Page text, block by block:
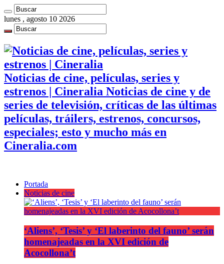
lunes , agosto 10 2026
Noticias de cine, películas, series y
estrenos | Cineralia Noticias de cine y de
series de televisión, críticas de las últimas
películas, tráilers, estrenos, concursos,
especiales; esto y mucho más en
Cineralia.com
Portada
Noticias de cine
‘Aliens’, ‘Tesis’ y ‘El laberinto del fauno’ serán
homenajeadas en la XVI edición de
Acocollona’t